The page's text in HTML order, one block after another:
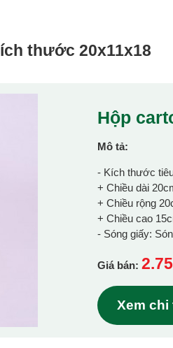
thước 20x11x18
Hộp
Mô tả:
- Kích thước
+ Chiều dài
+ Chiều rộng
+ Chiều cao
- Sóng giấy:
Giá bán:
Xem chi